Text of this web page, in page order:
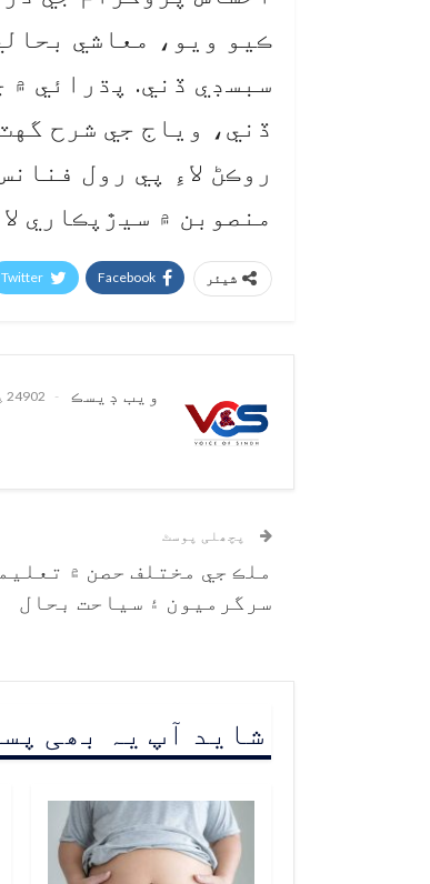
سبسڊي ڏني. پڌرائي ۾
ڏني، وياج جي شرح
روڪڻ لاءِ پي رول
منصوبن ۾ سيڙپڪاري
شیئر Facebook
Twitter
ويب ڊيسڪ 24902 پوسٹس
پچھلی پوسٹ
ملڪ جي مختلف حصن ۾
سرگرميون ۽ سياحت بحال
شاید آپ یہ بھی